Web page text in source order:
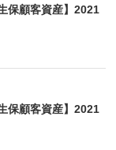
亡保険金
保顧客資産】2021
保顧客資産】2021